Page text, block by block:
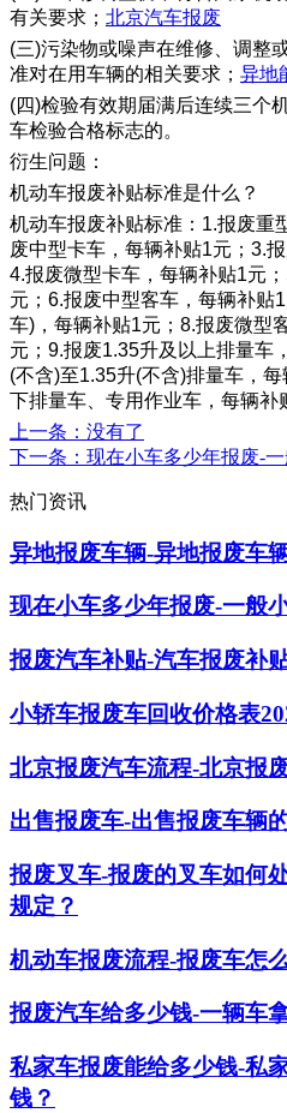
有关要求； 北京汽车报废
(三)污染物或噪声在维修、调整
准对在用车辆的相关要求； 异地
(四)检验有效期届满后连续三个
车检验合格标志的。
衍生问题：
机动车报废补贴标准是什么？
机动车报废补贴标准：1.报废重
废中型卡车，每辆补贴1元；3.
4.报废微型卡车，每辆补贴1元
元；6.报废中型客车，每辆补贴
车)，每辆补贴1元；8.报废微型
元；9.报废1.35升及以上排量车
(不含)至1.35升(不含)排量车，
下排量车、专用作业车，每辆补
上一条 ：没有了
下一条 ：现在小车多少年报废-
热门资讯
异地报废车辆-异地报废车
现在小车多少年报废-一般
报废汽车补贴-汽车报废补
小轿车报废车回收价格表
北京报废汽车流程-北京报
出售报废车-出售报废车辆
报废叉车-报废的叉车如何
规定？
机动车报废流程-报废车怎
报废汽车给多少钱-一辆车
私家车报废能给多少钱-私
钱？